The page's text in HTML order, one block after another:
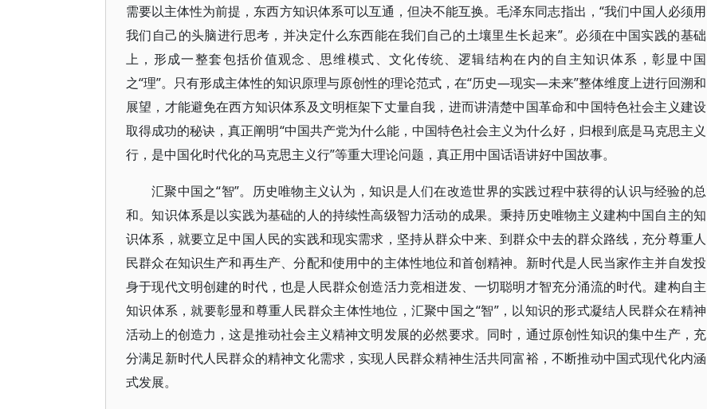
需要以主体性为前提，东西方知识体系可以互通，但决不能互换。毛泽东同志指出，“我们中国人必须用
我们自己的头脑进行思考，并决定什么东西能在我们自己的土壤里生长起来”。必须在中国实践的基础
上，形成一整套包括价值观念、思维模式、文化传统、逻辑结构在内的自主知识体系，彰显中国
之“理”。只有形成主体性的知识原理与原创性的理论范式，在“历史—现实—未来”整体维度上进行回溯和
展望，才能避免在西方知识体系及文明框架下丈量自我，进而讲清楚中国革命和中国特色社会主义建设
取得成功的秘诀，真正阐明“中国共产党为什么能，中国特色社会主义为什么好，归根到底是马克思主义
行，是中国化时代化的马克思主义行”等重大理论问题，真正用中国话语讲好中国故事。
汇聚中国之“智”。历史唯物主义认为，知识是人们在改造世界的实践过程中获得的认识与经验的总
和。知识体系是以实践为基础的人的持续性高级智力活动的成果。秉持历史唯物主义建构中国自主的知
识体系，就要立足中国人民的实践和现实需求，坚持从群众中来、到群众中去的群众路线，充分尊重人
民群众在知识生产和再生产、分配和使用中的主体性地位和首创精神。新时代是人民当家作主并自发投
身于现代文明创建的时代，也是人民群众创造活力竞相迸发、一切聪明才智充分涌流的时代。建构自主
知识体系，就要彰显和尊重人民群众主体性地位，汇聚中国之“智”，以知识的形式凝结人民群众在精神
活动上的创造力，这是推动社会主义精神文明发展的必然要求。同时，通过原创性知识的集中生产，充
分满足新时代人民群众的精神文化需求，实现人民群众精神生活共同富裕，不断推动中国式现代化内涵
式发展。